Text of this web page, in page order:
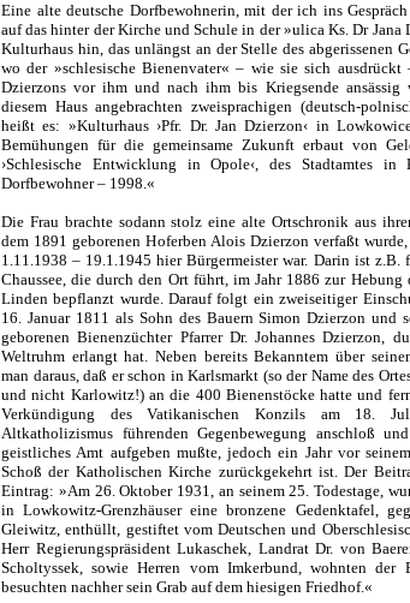
Eine alte deutsche Dorfbewohnerin, mit der ich ins
auf das hinter der Kirche und Schule in der »ulica Ks. Dr Jana
Kulturhaus hin, das unlängst an der Stelle des abgerissenen
wo der »schlesische Bienenvater« – wie sie sich
Dzierzons vor ihm und nach ihm bis Kriegsende ansässig
diesem Haus angebrachten zweisprachigen (deutsch-
heißt es: »Kulturhaus ›Pfr. Dr. Jan Dzierzon‹ in
Bemühungen für die gemeinsame Zukunft erbaut von
›Schlesische Entwicklung in Opole‹, des Stadtamtes
Dorfbewohner – 1998.«
Die Frau brachte sodann stolz eine alte Ortschronik aus
dem 1891 geborenen Hoferben Alois Dzierzon verfaßt
1.11.1938 – 19.1.1945 hier Bürgermeister war. Darin ist z.B.
Chaussee, die durch den Ort führt, im Jahr 1886 zur
Linden bepflanzt wurde. Darauf folgt ein zweiseitiger
16. Januar 1811 als Sohn des Bauern Simon Dzierzon und
geborenen Bienenzüchter Pfarrer Dr. Johannes Dzierzon,
Weltruhm erlangt hat. Neben bereits Bekanntem über
man daraus, daß er schon in Karlsmarkt (so der Name des
und nicht Karlowitz!) an die 400 Bienenstöcke hatte und
Verkündigung des Vatikanischen Konzils am 18.
Altkatholizismus führenden Gegenbewegung anschloß
geistliches Amt aufgeben mußte, jedoch ein Jahr vor
Schoß der Katholischen Kirche zurückgekehrt ist. Der
Eintrag: »Am 26. Oktober 1931, an seinem 25. Todestage,
in Lowkowitz-Grenzhäuser eine bronzene Gedenktafel,
Gleiwitz, enthüllt, gestiftet vom Deutschen und
Herr Regierungspräsident Lukaschek, Landrat Dr. von
Scholtyssek, sowie Herren vom Imkerbund, wohnten
besuchten nachher sein Grab auf dem hiesigen Friedhof.«